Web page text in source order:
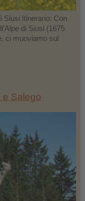
Siusi Itinerario: Con
di Siusi (1675
ci muoviamo sul
e Salego